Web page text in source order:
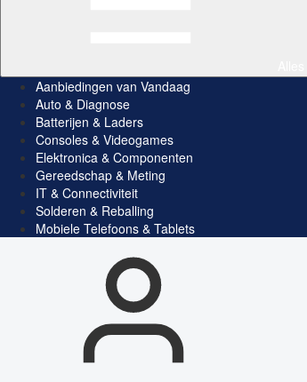
Aanbiedingen van Vandaag
Auto & Diagnose
Batterijen & Laders
Consoles & Videogames
Elektronica & Componenten
Gereedschap & Meting
IT & Connectiviteit
Solderen & Reballing
Mobiele Telefoons & Tablets